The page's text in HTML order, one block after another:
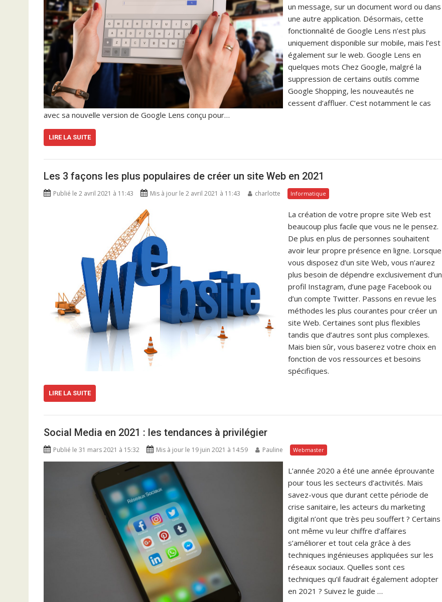
un message, sur un document word ou dans
une autre application. Désormais, cette
fonctionnalité de Google Lens n’est plus
uniquement disponible sur mobile, mais l’est
également sur le web. Google Lens en
quelques mots Chez Google, malgré la
suppression de certains outils comme
Google Shopping, les nouveautés ne
cessent d’affluer. C’est notamment le cas
avec sa nouvelle version de Google Lens conçu pour…
LIRE LA SUITE
Les 3 façons les plus populaires de créer un site Web en 2021
Publié le 2 avril 2021 à 11:43 Mis à jour le 2 avril 2021 à 11:43 charlotte Informatique
La création de votre propre site Web est
beaucoup plus facile que vous ne le pensez.
De plus en plus de personnes souhaitent
avoir leur propre présence en ligne. Lorsque
vous disposez d’un site Web, vous n’aurez
plus besoin de dépendre exclusivement d’un
profil Instagram, d’une page Facebook ou
d’un compte Twitter. Passons en revue les
méthodes les plus courantes pour créer un
site Web. Certaines sont plus flexibles
tandis que d’autres sont plus complexes.
Mais bien sûr, vous baserez votre choix en
fonction de vos ressources et besoins
spécifiques.
LIRE LA SUITE
Social Media en 2021 : les tendances à privilégier
Publié le 31 mars 2021 à 15:32 Mis à jour le 19 juin 2021 à 14:59 Pauline Webmaster
L’année 2020 a été une année éprouvante
pour tous les secteurs d’activités. Mais
savez-vous que durant cette période de
crise sanitaire, les acteurs du marketing
digital n’ont que très peu souffert ? Certains
ont même vu leur chiffre d’affaires
s’améliorer et tout cela grâce à des
techniques ingénieuses appliquées sur les
réseaux sociaux. Quelles sont ces
techniques qu’il faudrait également adopter
en 2021 ? Suivez le guide …